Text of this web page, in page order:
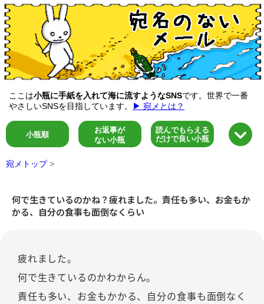
ここは小瓶に手紙を入れて海に流すようなSNSです。世界で一番
やさしいSNSを目指しています。
▶ 宛メとは？
小瓶順
お返事が
ない小瓶
読んでもらえる
だけで良い小瓶
宛メトップ >
何で生きているのかね？疲れました。責任も多い、お金もか
かる、自分の食事も面倒なくらい
疲れました。
何で生きているのかわからん。
責任も多い、お金もかかる、自分の食事も面倒なく